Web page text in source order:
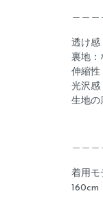
透け
裏地：
伸縮性
光沢感
生地の
着用モ
160cm